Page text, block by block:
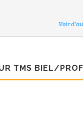
Voir
Voir
Voir
TMS BIEL/